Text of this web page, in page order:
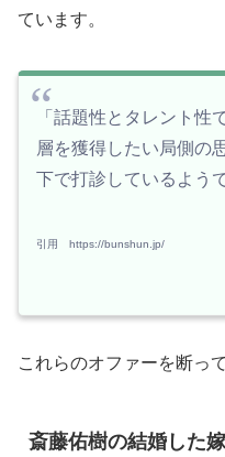
ています。
「話題性とタレント性
層を獲得したい局側の
下で打診しているようで
引用 https://bunshun.jp/
これらのオファーを断っ
斎藤佑樹の結婚した